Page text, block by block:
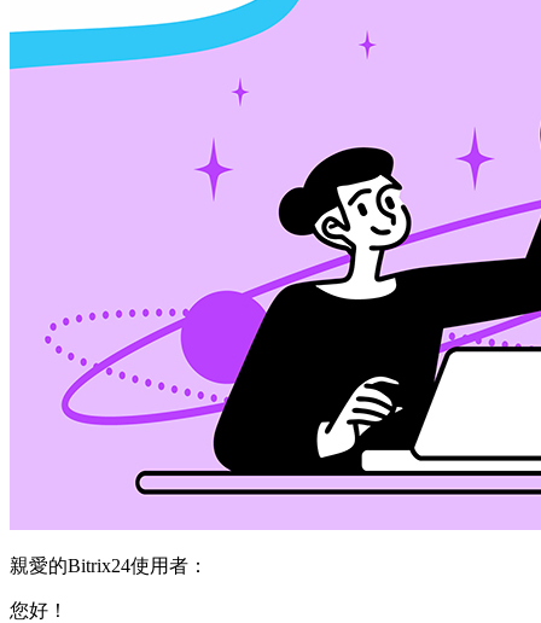
親愛的Bitrix24使用者：
您好！